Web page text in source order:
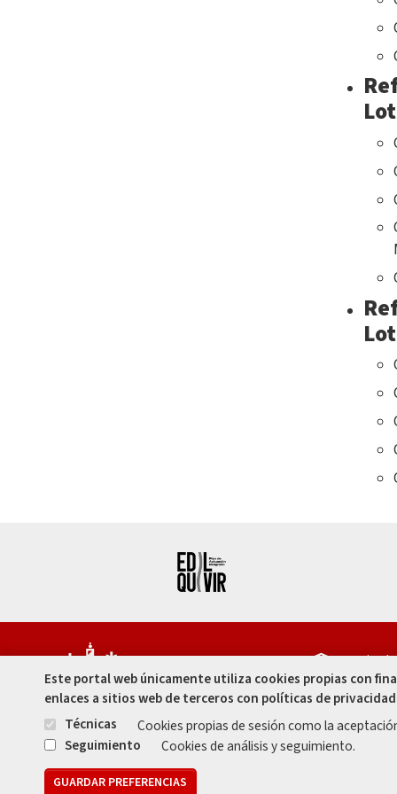
957 49 99
957 47 80
Este portal web únicamente utiliza cookies propias con
enlaces a sitios web de terceros con políticas de
Técnicas
Cookies propias de sesión como la
Seguimiento
Cookies de análisis y seguimiento.
GUARDAR PREFERENCIAS